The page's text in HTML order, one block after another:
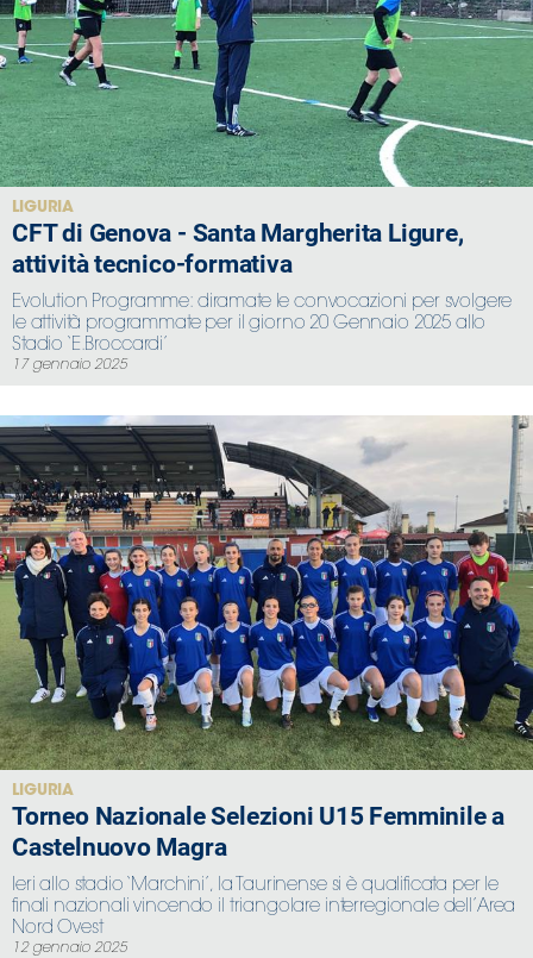
LIGURIA
CFT di Genova - Santa Margherita Ligure,
attività tecnico-formativa
Evolution Programme: diramate le convocazioni per svolgere
le attività programmate per il giorno 20 Gennaio 2025 allo
Stadio ‘E.Broccardi’
17 gennaio 2025
LIGURIA
Torneo Nazionale Selezioni U15 Femminile a
Castelnuovo Magra
Ieri allo stadio ‘Marchini’, la Taurinense si è qualificata per le
finali nazionali vincendo il triangolare interregionale dell’Area
Nord Ovest
12 gennaio 2025